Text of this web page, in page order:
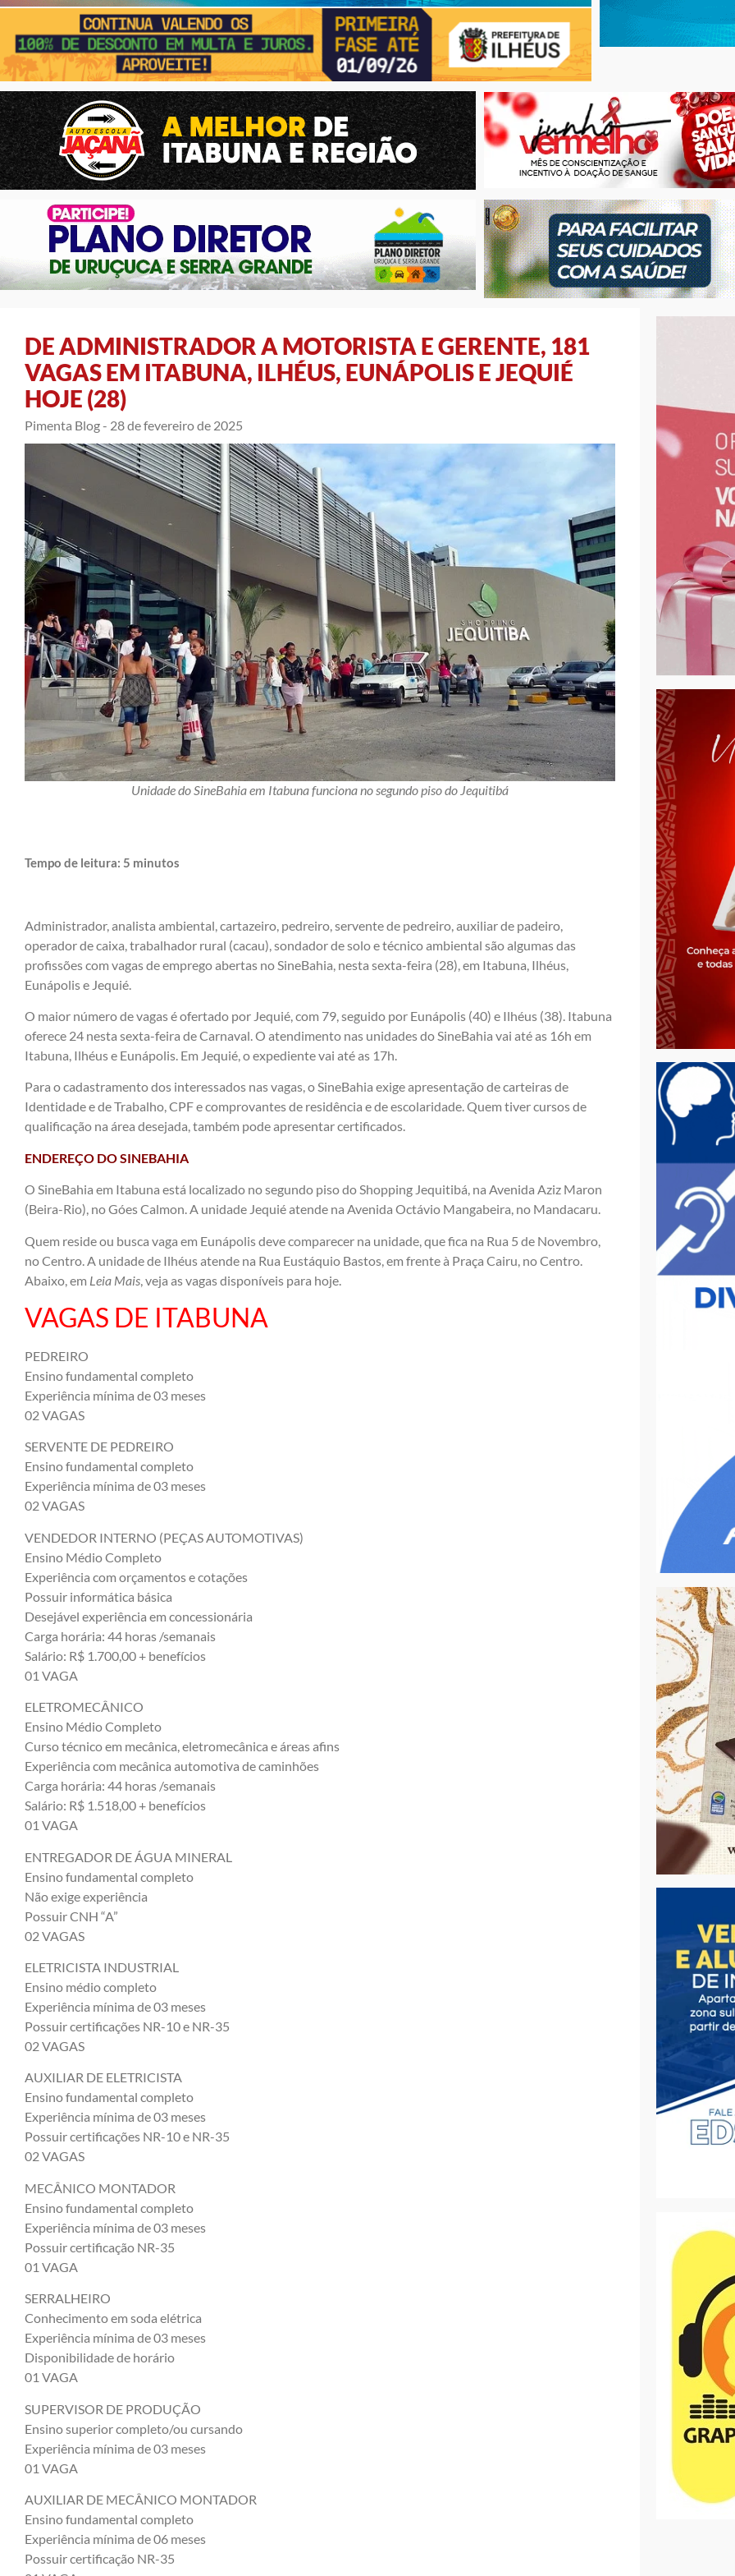
DE ADMINISTRADOR A MOTORISTA E GERENTE, 181
VAGAS EM ITABUNA, ILHÉUS, EUNÁPOLIS E JEQUIÉ
HOJE (28)
Pimenta Blog - 28 de fevereiro de 2025
Unidade do SineBahia em Itabuna funciona no segundo piso do Jequitibá
Tempo de leitura: 5 minutos
Administrador, analista ambiental, cartazeiro, pedreiro, servente de pedreiro, auxiliar de padeiro,
operador de caixa, trabalhador rural (cacau), sondador de solo e técnico ambiental são algumas das
profissões com vagas de emprego abertas no SineBahia, nesta sexta-feira (28), em Itabuna, Ilhéus,
Eunápolis e Jequié.
O maior número de vagas é ofertado por Jequié, com 79, seguido por Eunápolis (40) e Ilhéus (38). Itabuna
oferece 24 nesta sexta-feira de Carnaval. O atendimento nas unidades do SineBahia vai até as 16h em
Itabuna, Ilhéus e Eunápolis. Em Jequié, o expediente vai até as 17h.
Para o cadastramento dos interessados nas vagas, o SineBahia exige apresentação de carteiras de
Identidade e de Trabalho, CPF e comprovantes de residência e de escolaridade. Quem tiver cursos de
qualificação na área desejada, também pode apresentar certificados.
ENDEREÇO DO SINEBAHIA
O SineBahia em Itabuna está localizado no segundo piso do Shopping Jequitibá, na Avenida Aziz Maron
(Beira-Rio), no Góes Calmon. A unidade Jequié atende na Avenida Octávio Mangabeira, no Mandacaru.
Quem reside ou busca vaga em Eunápolis deve comparecer na unidade, que fica na Rua 5 de Novembro,
no Centro. A unidade de Ilhéus atende na Rua Eustáquio Bastos, em frente à Praça Cairu, no Centro.
Abaixo, em Leia Mais , veja as vagas disponíveis para hoje.
VAGAS DE ITABUNA
PEDREIRO
Ensino fundamental completo
Experiência mínima de 03 meses
02 VAGAS
SERVENTE DE PEDREIRO
Ensino fundamental completo
Experiência mínima de 03 meses
02 VAGAS
VENDEDOR INTERNO (PEÇAS AUTOMOTIVAS)
Ensino Médio Completo
Experiência com orçamentos e cotações
Possuir informática básica
Desejável experiência em concessionária
Carga horária: 44 horas /semanais
Salário: R$ 1.700,00 + benefícios
01 VAGA
ELETROMECÂNICO
Ensino Médio Completo
Curso técnico em mecânica, eletromecânica e áreas afins
Experiência com mecânica automotiva de caminhões
Carga horária: 44 horas /semanais
Salário: R$ 1.518,00 + benefícios
01 VAGA
ENTREGADOR DE ÁGUA MINERAL
Ensino fundamental completo
Não exige experiência
Possuir CNH “A”
02 VAGAS
ELETRICISTA INDUSTRIAL
Ensino médio completo
Experiência mínima de 03 meses
Possuir certificações NR-10 e NR-35
02 VAGAS
AUXILIAR DE ELETRICISTA
Ensino fundamental completo
Experiência mínima de 03 meses
Possuir certificações NR-10 e NR-35
02 VAGAS
MECÂNICO MONTADOR
Ensino fundamental completo
Experiência mínima de 03 meses
Possuir certificação NR-35
01 VAGA
SERRALHEIRO
Conhecimento em soda elétrica
Experiência mínima de 03 meses
Disponibilidade de horário
01 VAGA
SUPERVISOR DE PRODUÇÃO
Ensino superior completo/ou cursando
Experiência mínima de 03 meses
01 VAGA
AUXILIAR DE MECÂNICO MONTADOR
Ensino fundamental completo
Experiência mínima de 06 meses
Possuir certificação NR-35